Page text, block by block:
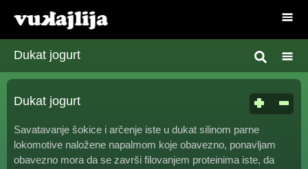
Dukat jogurt
Dukat jogurt
Savatavanje šokice i arčenje iste u dukat silinom parne
lokomotive naložene napalmom koje obavezno, ponavljam
obavezno mora da se završi filovanjem proteinima iste, da